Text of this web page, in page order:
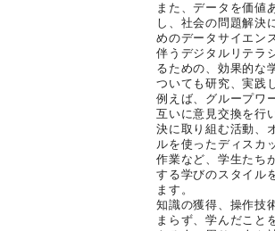
また、データを価値
し、社会の問題解決
めのデータサイエン
伴うデジタルリテラ
るための、効果的な
ついても研究、実践
例えば、グループワ
互いに意見交換を行
決に取り組む活動、
ルを使ったディスカ
作業など、学生たち
する学びのスタイル
ます。
知識の獲得、操作技
まらず、学んだこと